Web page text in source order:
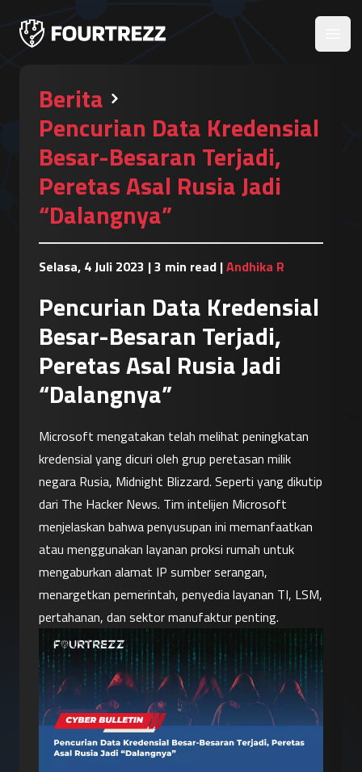
Berita
Pencurian Data Kredensial
Besar-Besaran Terjadi,
Peretas Asal Rusia Jadi
“Dalangnya”
Selasa, 4 Juli 2023 |3 min read |Andhika R
Pencurian Data Kredensial
Besar-Besaran Terjadi,
Peretas Asal Rusia Jadi
“Dalangnya”
Microsoft mengatakan telah melihat peningkatan
kredensial yang dicuri oleh grup peretasan milik
negara Rusia, Midnight Blizzard. Seperti yang dikutip
dari The Hacker News. Tim intelijen Microsoft
menjelaskan bahwa penyusupan ini memanfaatkan
atau menggunakan layanan proksi rumah untuk
mengaburkan alamat IP sumber serangan,
menargetkan pemerintah, penyedia layanan TI, LSM,
pertahanan, dan sektor manufaktur penting.